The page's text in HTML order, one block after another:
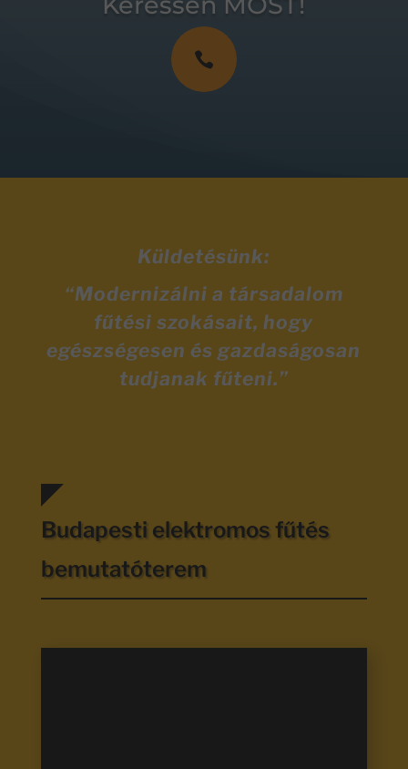

Küldetésünk:
“Modernizálni a társadalom
fűtési szokásait, hogy
egészségesen és gazdaságosan
tudjanak fűteni.”
Budapesti elektromos fűtés
bemutatóterem